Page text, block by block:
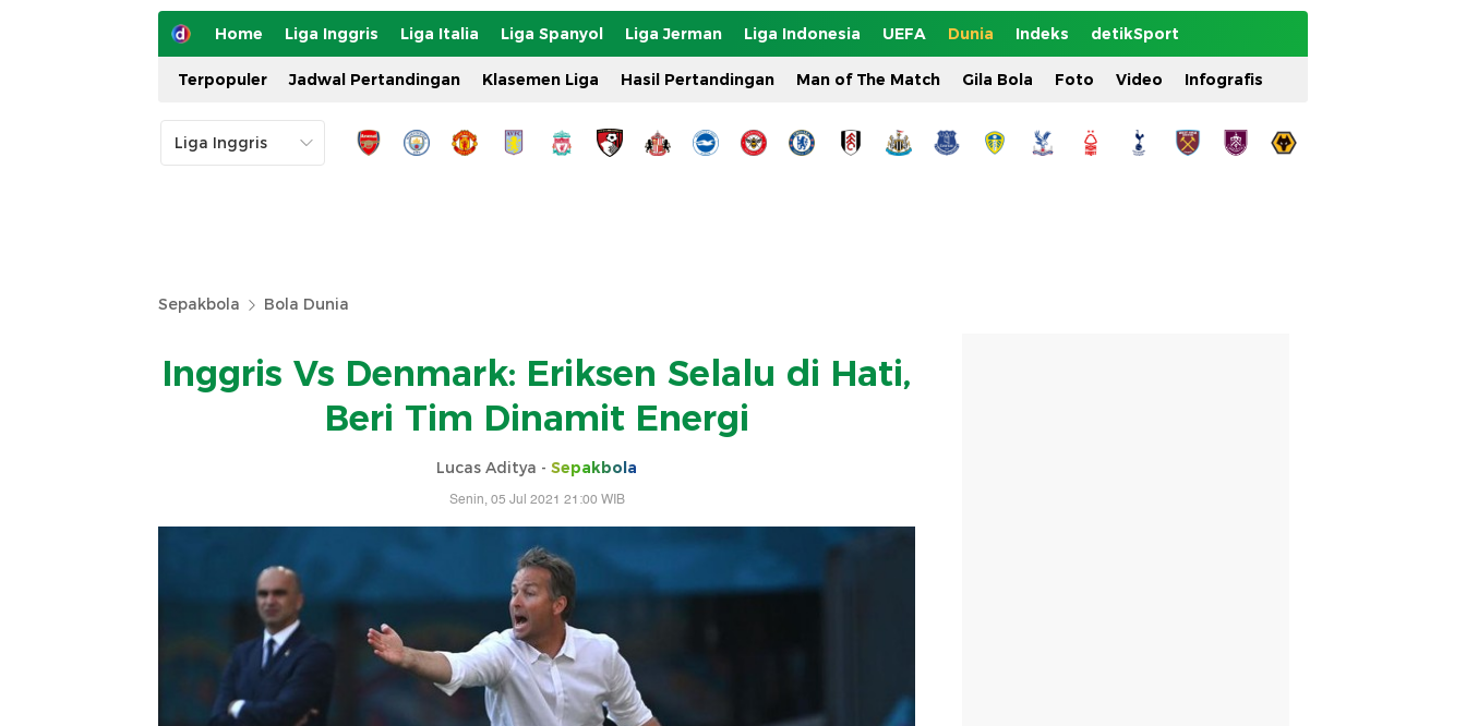
Home Liga Inggris Liga Italia Liga Spanyol Liga Jerman Liga Indonesia UEFA Dunia Indeks detikSport
Terpopuler Jadwal Pertandingan Klasemen Liga Hasil Pertandingan Man of The Match Gila Bola Foto Video Infografis
Sepakbola Bola Dunia
Inggris Vs Denmark: Eriksen Selalu di Hati,
Beri Tim Dinamit Energi
Lucas Aditya - Sepakbola
Senin, 05 Jul 2021 21:00 WIB